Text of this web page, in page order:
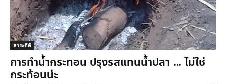
สาระดีดี
การทำน้ำกระทอน ปรุงรสแทนน้ำปลา … ไม่ใช่
กระท้อนน่ะ